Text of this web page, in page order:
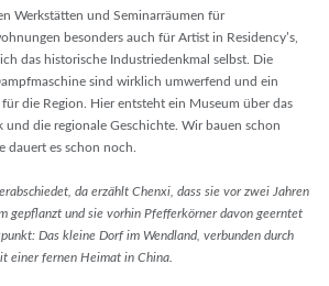
Werkstätten und Seminarräumen für
besonders auch für Artist in Residency’s,
das historische Industriedenkmal selbst. Die
sind wirklich umwerfend und ein
die Region. Hier entsteht ein Museum über das
und die regionale Geschichte. Wir bauen schon
dauert es schon noch.
da erzählt Chenxi, dass sie vor zwei Jahren
gepflanzt und sie vorhin Pfefferkörner davon geerntet
Das kleine Dorf im Wendland, verbunden durch
einer fernen Heimat in China.